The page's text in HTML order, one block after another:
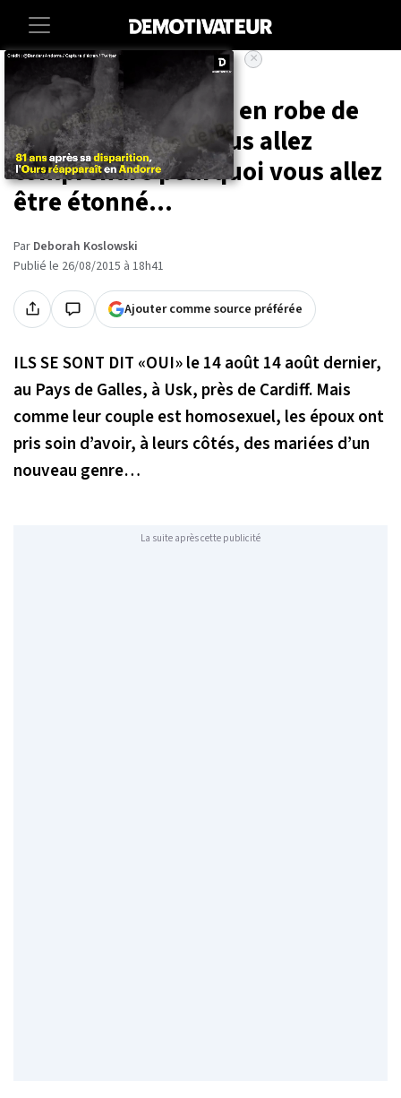
Accueil Societe Insolite
9 femmes habillées en robe de
mariée, lorsque vous allez
comprendre pourquoi vous allez
être étonné...
Par Deborah Koslowski
Publié le 26/08/2015 à 18h41
Ajouter comme source préférée
ILS SE SONT DIT «OUI»le 14 août 14 août dernier,
au Pays de Galles, à Usk, près de Cardiff. Mais
comme leur couple est homosexuel, les époux ont
pris soin d’avoir, à leurs côtés, des mariées d’un
nouveau genre…
La suite après cette publicité
×